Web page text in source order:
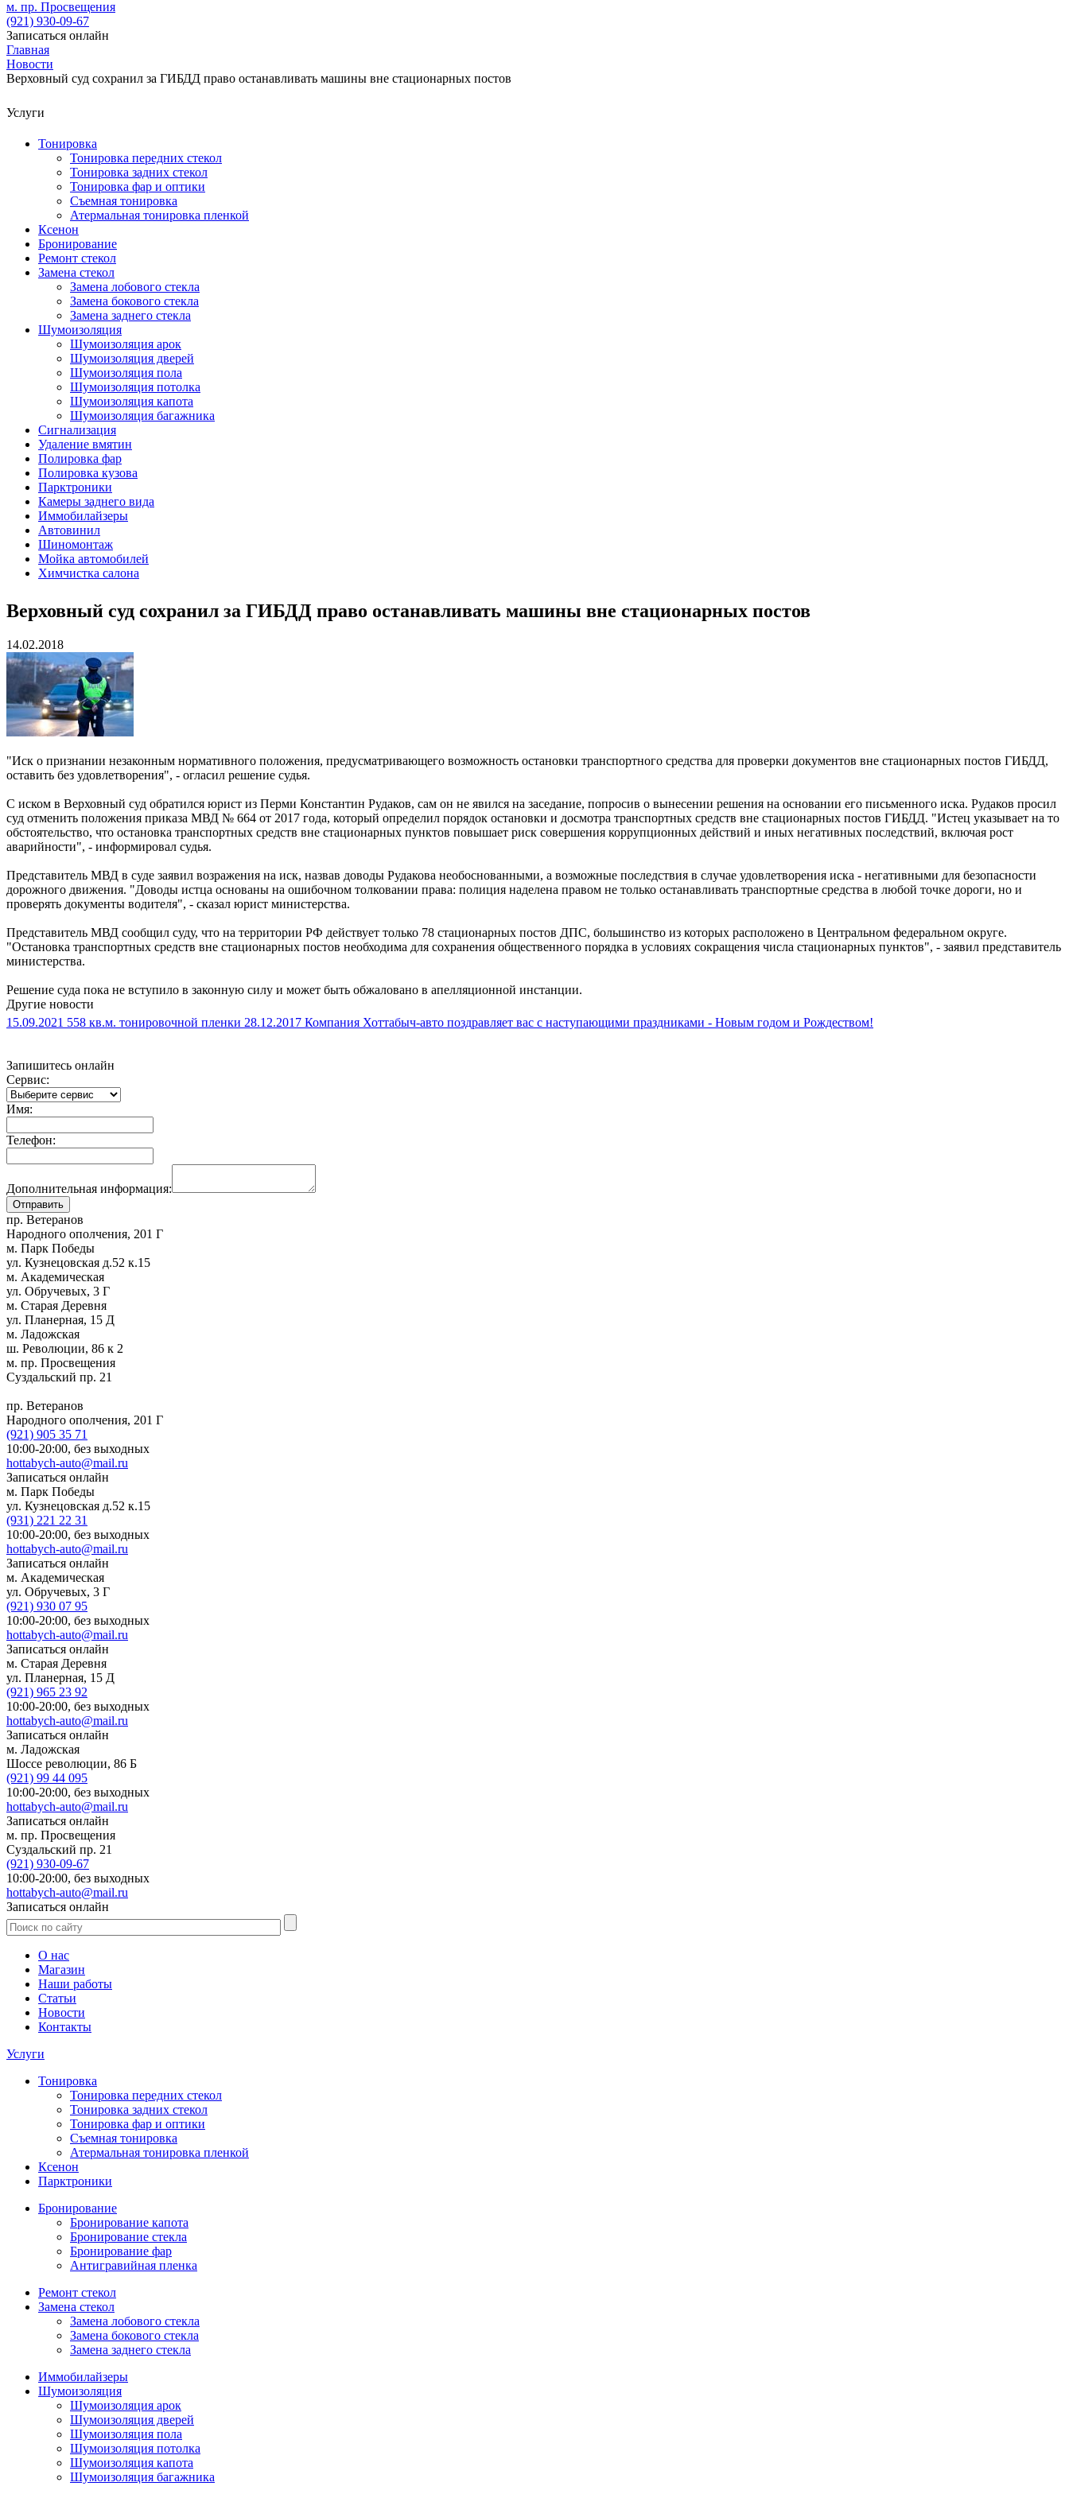
м. пр. Просвещения
(921) 930-09-67
Записаться онлайн
Главная
Новости
Верховный суд сохранил за ГИБДД право останавливать машины вне стационарных постов
Услуги
Тонировка
Тонировка передних стекол
Тонировка задних стекол
Тонировка фар и оптики
Съемная тонировка
Атермальная тонировка пленкой
Ксенон
Бронирование
Ремонт стекол
Замена стекол
Замена лобового стекла
Замена бокового стекла
Замена заднего стекла
Шумоизоляция
Шумоизоляция арок
Шумоизоляция дверей
Шумоизоляция пола
Шумоизоляция потолка
Шумоизоляция капота
Шумоизоляция багажника
Сигнализация
Удаление вмятин
Полировка фар
Полировка кузова
Парктроники
Камеры заднего вида
Иммобилайзеры
Автовинил
Шиномонтаж
Мойка автомобилей
Химчистка салона
Верховный суд сохранил за ГИБДД право останавливать машины вне стационарных постов
14.02.2018
"Иск о признании незаконным нормативного положения, предусматривающего возможность остановки транспортного средства для проверки документов вне стационарных постов ГИБДД,
оставить без удовлетворения", - огласил решение судья.
С иском в Верховный суд обратился юрист из Перми Константин Рудаков, сам он не явился на заседание, попросив о вынесении решения на основании его письменного иска. Рудаков просил
суд отменить положения приказа МВД № 664 от 2017 года, который определил порядок остановки и досмотра транспортных средств вне стационарных постов ГИБДД. "Истец указывает на то
обстоятельство, что остановка транспортных средств вне стационарных пунктов повышает риск совершения коррупционных действий и иных негативных последствий, включая рост
аварийности", - информировал судья.
Представитель МВД в суде заявил возражения на иск, назвав доводы Рудакова необоснованными, а возможные последствия в случае удовлетворения иска - негативными для безопасности
дорожного движения. "Доводы истца основаны на ошибочном толковании права: полиция наделена правом не только останавливать транспортные средства в любой точке дороги, но и
проверять документы водителя", - сказал юрист министерства.
Представитель МВД сообщил суду, что на территории РФ действует только 78 стационарных постов ДПС, большинство из которых расположено в Центральном федеральном округе.
"Остановка транспортных средств вне стационарных постов необходима для сохранения общественного порядка в условиях сокращения числа стационарных пунктов", - заявил представитель
министерства.
Решение суда пока не вступило в законную силу и может быть обжаловано в апелляционной инстанции.
Другие новости
15.09.2021 558 кв.м. тонировочной пленки 28.12.2017 Компания Хоттабыч-авто поздравляет вас с наступающими праздниками - Новым годом и Рождеством!
Запишитесь онлайн
Сервис:
Имя:
Телефон:
Дополнительная информация:
пр. Ветеранов
Народного ополчения, 201 Г
м. Парк Победы
ул. Кузнецовская д.52 к.15
м. Академическая
ул. Обручевых, 3 Г
м. Старая Деревня
ул. Планерная, 15 Д
м. Ладожская
ш. Революции, 86 к 2
м. пр. Просвещения
Суздальский пр. 21
пр. Ветеранов
Народного ополчения, 201 Г
(921) 905 35 71
10:00-20:00, без выходных
hottabych-auto@mail.ru
Записаться онлайн
м. Парк Победы
ул. Кузнецовская д.52 к.15
(931) 221 22 31
10:00-20:00, без выходных
hottabych-auto@mail.ru
Записаться онлайн
м. Академическая
ул. Обручевых, 3 Г
(921) 930 07 95
10:00-20:00, без выходных
hottabych-auto@mail.ru
Записаться онлайн
м. Старая Деревня
ул. Планерная, 15 Д
(921) 965 23 92
10:00-20:00, без выходных
hottabych-auto@mail.ru
Записаться онлайн
м. Ладожская
Шоссе революции, 86 Б
(921) 99 44 095
10:00-20:00, без выходных
hottabych-auto@mail.ru
Записаться онлайн
м. пр. Просвещения
Суздальский пр. 21
(921) 930-09-67
10:00-20:00, без выходных
hottabych-auto@mail.ru
Записаться онлайн
О нас
Магазин
Наши работы
Статьи
Новости
Контакты
Услуги
Тонировка
Тонировка передних стекол
Тонировка задних стекол
Тонировка фар и оптики
Съемная тонировка
Атермальная тонировка пленкой
Ксенон
Парктроники
Бронирование
Бронирование капота
Бронирование стекла
Бронирование фар
Антигравийная пленка
Ремонт стекол
Замена стекол
Замена лобового стекла
Замена бокового стекла
Замена заднего стекла
Иммобилайзеры
Шумоизоляция
Шумоизоляция арок
Шумоизоляция дверей
Шумоизоляция пола
Шумоизоляция потолка
Шумоизоляция капота
Шумоизоляция багажника